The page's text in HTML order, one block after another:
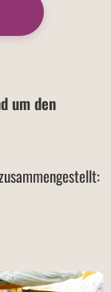
um den